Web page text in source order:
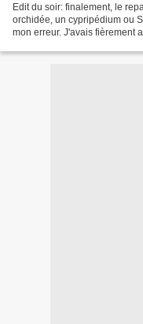
Edit du soir: finalement, le
orchidée, un cypripédium ou
mon erreur. J'avais fièrement